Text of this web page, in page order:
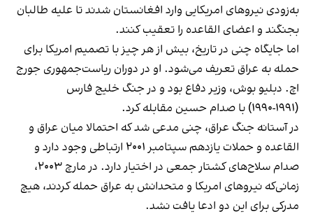
به‌زودی نیروهای امریکایی وارد افغانستان شدند تا علیه طالبان
بجنگند و اعضای القاعده را تعقیب کنند.
اما جایگاه چنی در تاریخ، بیش از هر چیز با تصمیم امریکا برای
حمله به عراق تعریف می‌شود. او در دوران ریاست‌جمهوری جورج
اچ. دبلیو بوش، وزیر دفاع بود و در جنگ خلیج فارس
(۱۹۹۱-۱۹۹۰) با صدام حسین مقابله کرد.
در آستانه جنگ عراق، چنی مدعی شد که احتمالا میان عراق و
القاعده و حملات یازدهم سپتامبر ۲۰۰۱ ارتباطی وجود دارد و
صدام سلاح‌های کشتار جمعی در اختیار دارد. در مارچ ۲۰۰۳،
زمانی‌که نیروهای امریکا و متحدانش به عراق حمله کردند، هیچ
مدرکی برای این دو ادعا یافت نشد.